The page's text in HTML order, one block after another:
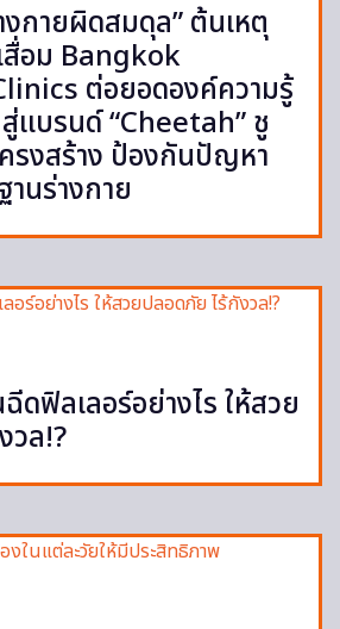
งกายผิดสมดุล” ต้นเหตุ
สื่อม Bangkok
ต่อยอดองค์ความรู้
แบรนด์ “Cheetah” ชู
รงสร้าง ป้องกันปัญหา
นร่างกาย
ดฟิลเลอร์อย่างไร ให้สวย
วล!?